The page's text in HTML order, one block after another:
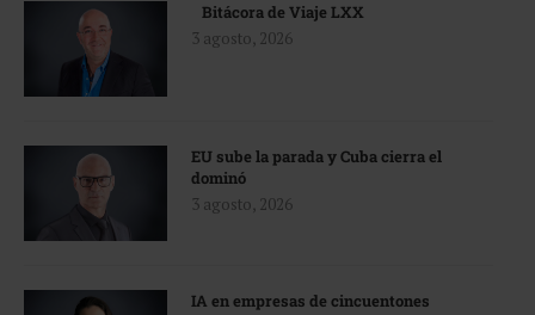
Bitácora de Viaje LXX
3 agosto, 2026
EU sube la parada y Cuba cierra el
dominó
3 agosto, 2026
IA en empresas de cincuentones